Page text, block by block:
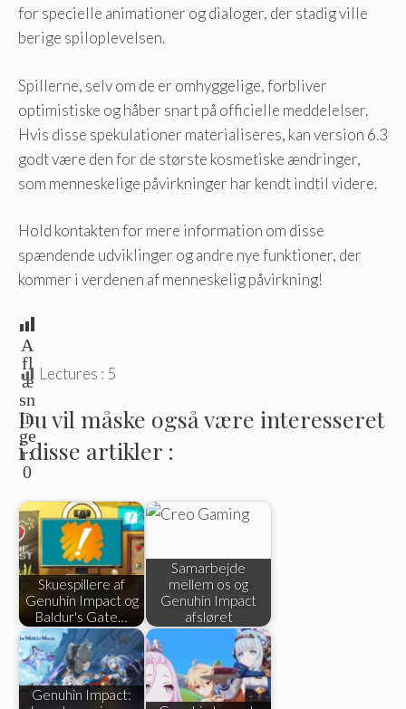
for specielle animationer og dialoger, der stadig ville
berige spiloplevelsen.
Spillerne, selv om de er omhyggelige, forbliver
optimistiske og håber snart på officielle meddelelser.
Hvis disse spekulationer materialiseres, kan version 6.3
godt være den for de største kosmetiske ændringer,
som menneskelige påvirkninger har kendt indtil videre.
Hold kontakten for mere information om disse
spændende udviklinger og andre nye funktioner, der
kommer i verdenen af ​​menneskelig påvirkning!
A
fl
æ
sn
in
ge
r:
0
Lectures : 5
Du vil måske også være interesseret
i disse artikler :
Skuespillere af
Genuhin Impact og
Baldur's Gate…
Samarbejde
mellem os og
Genuhin Impact
afsløret
Genuhin Impact: